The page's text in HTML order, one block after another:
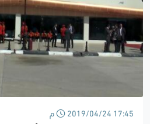
2019/04/24 17:45 م